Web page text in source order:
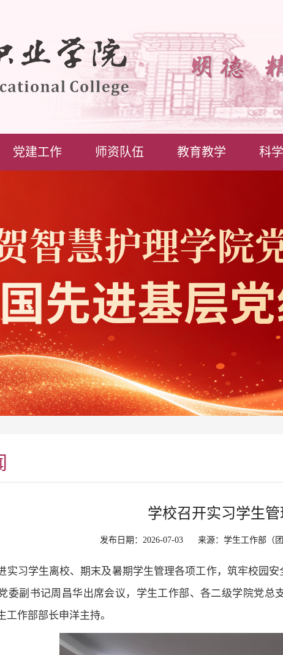
党建工作 师资队伍 教育教学 科
学校召开实习学生
发布日期：2026-07-03 来源：学生工作部（
实习学生离校、期末及暑期学生管理各项工作，筑牢校园
委副书记周昌华出席会议，学生工作部、各二级学院党
工作部部长申洋主持。